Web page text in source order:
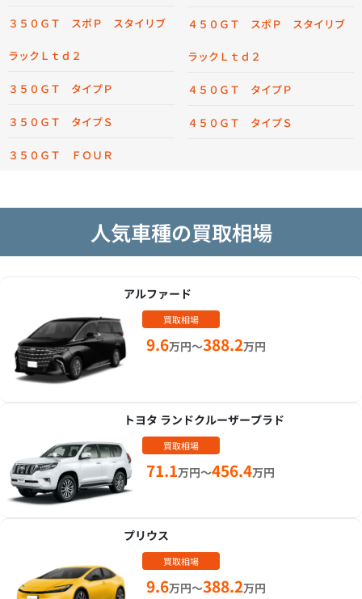
３５０ＧＴ スポＰ スタイリブ
ラックＬｔｄ２
３５０ＧＴ タイプＰ
３５０ＧＴ タイプＳ
３５０ＧＴ ＦＯＵＲ
４５０ＧＴ スポＰ スタイリブ
ラックＬｔｄ２
４５０ＧＴ タイプＰ
４５０ＧＴ タイプＳ
人気車種の買取相場
アルファード
買取相場
9.6万円～388.2万円
トヨタ ランドクルーザープラド
買取相場
71.1万円～456.4万円
プリウス
買取相場
9.6万円～388.2万円